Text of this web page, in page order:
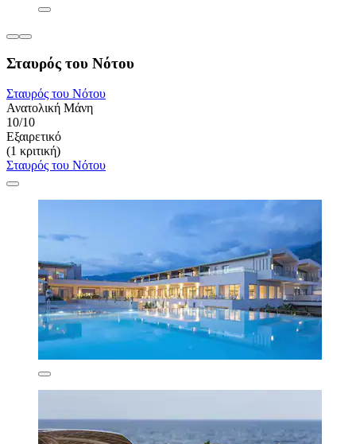
Σταυρός του Νότου
Σταυρός του Νότου
Ανατολική Μάνη
10/10
Εξαιρετικό
(1 κριτική)
Σταυρός του Νότου